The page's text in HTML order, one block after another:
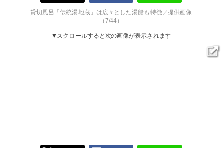
貸切風呂「伝統湯地蔵」は広々とした湯船も特徴／提供画像
（7/44）
▼スクロールすると次の画像が表示されます